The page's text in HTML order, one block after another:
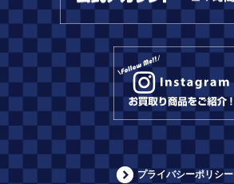
プライバシーポリシー